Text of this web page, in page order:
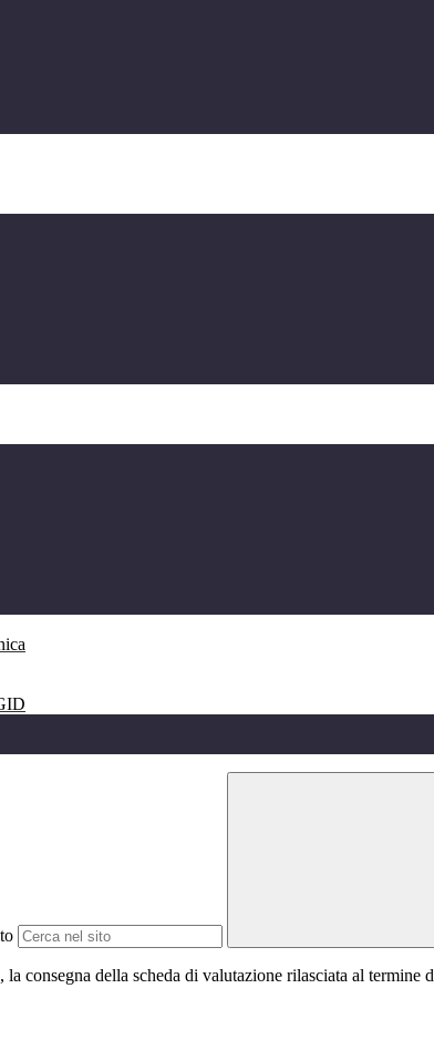
, la consegna della scheda di valutazione rilasciata al termine